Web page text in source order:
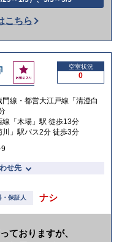
話
か
け
る
こちら
お
気
入
空室状況
0
線・都営大江戸線「清澄白
線「木場」駅 徒歩13分
川」駅バス2分 徒歩3分
9
せ先
保証人 ナシ
ておりますが、